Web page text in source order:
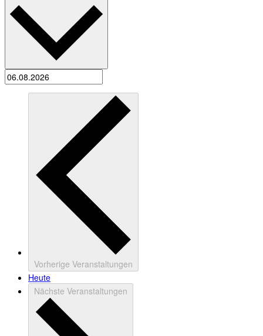
Vorherige Veranstaltungen
Heute
Nächste Veranstaltungen